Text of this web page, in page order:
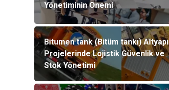
Yönetiminin Önemi
Bitumen tank (Bitüm tankı) Altyapı
Projelerinde Lojistik Güvenlik ve
Stok Yönetimi